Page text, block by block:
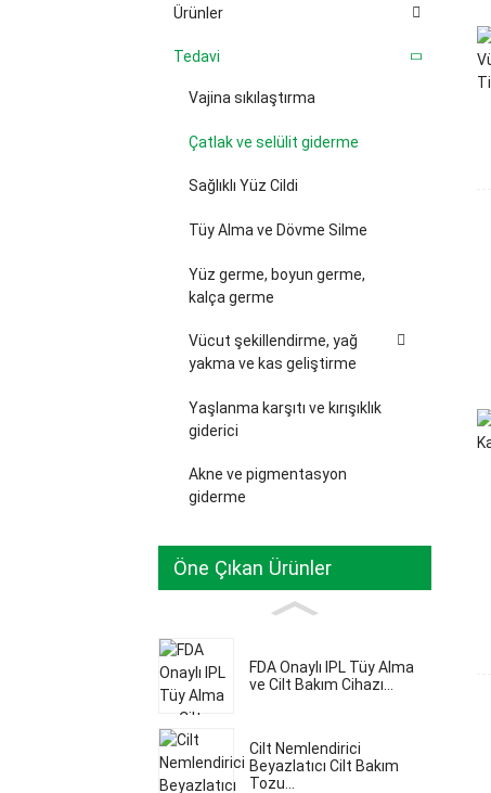
Ürünler
Tedavi
Vajina sıkılaştırma
Çatlak ve selülit giderme
Sağlıklı Yüz Cildi
Tüy Alma ve Dövme Silme
Yüz germe, boyun germe,
kalça germe
Vücut şekillendirme, yağ
yakma ve kas geliştirme
Yaşlanma karşıtı ve kırışıklık
giderici
Akne ve pigmentasyon
giderme
Öne Çıkan Ürünler
FDA Onaylı IPL Tüy Alma
ve Cilt Bakım Cihazı...
Cilt Nemlendirici
Beyazlatıcı Cilt Bakım
Tozu...